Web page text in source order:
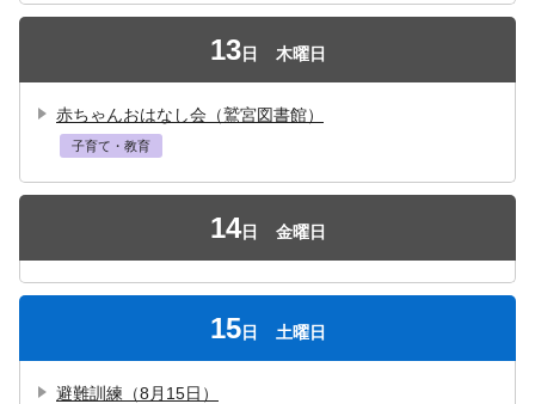
13日 木曜日
赤ちゃんおはなし会（鷲宮図書館）
子育て・教育
14日 金曜日
15日 土曜日
避難訓練（8月15日）